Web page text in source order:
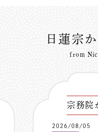
日蓮宗
from
宗務院
2026/08/05